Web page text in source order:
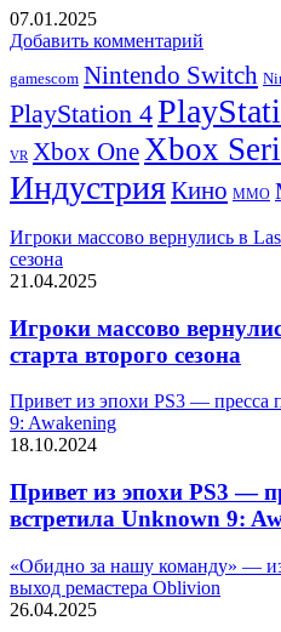
07.01.2025
Добавить комментарий
gamescom Nintendo Switch
PlayStation 4
VR Xbox OneXbox
ИндустрияКино ММО
Игроки массово вернулись в
сезона
21.04.2025
Игроки массово
старта второго сезона
Привет из эпохи PS3 — пресса
9: Awakening
18.10.2024
Привет из эпохи PS3 —
встретила Unknown 9:
«Обидно за нашу команду» —
выход ремастера Oblivion
26.04.2025